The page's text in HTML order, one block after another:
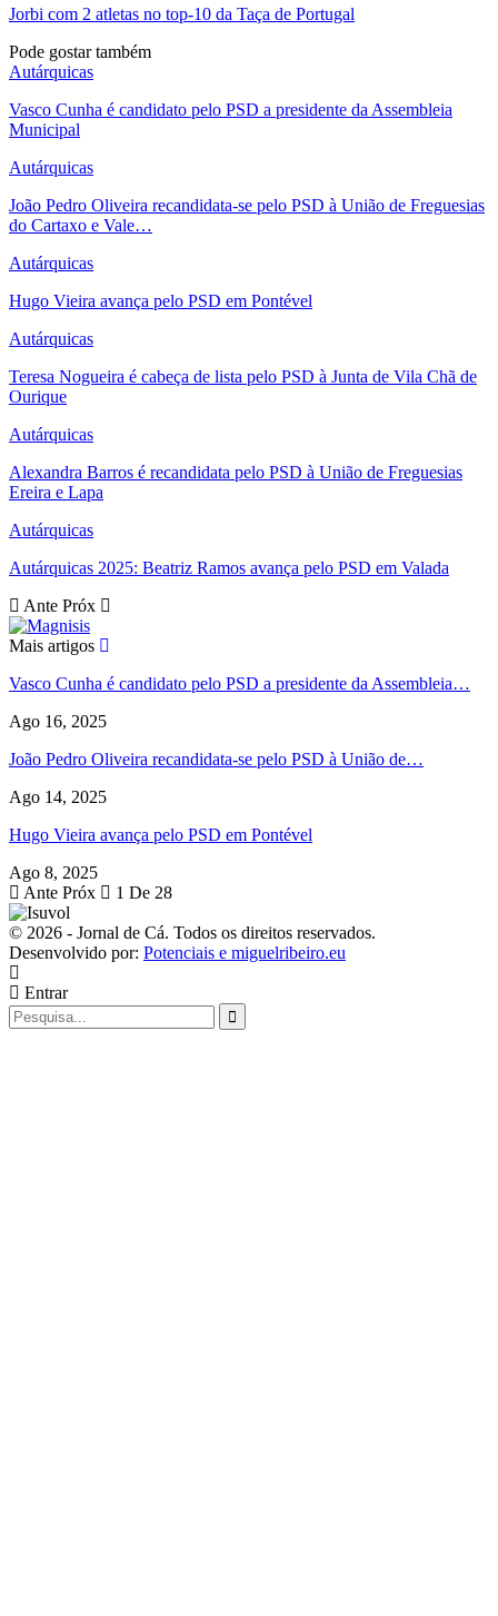
Jorbi com 2 atletas no top-10 da Taça de Portugal
Pode gostar também
Autárquicas
Vasco Cunha é candidato pelo PSD a presidente da Assembleia
Municipal
Autárquicas
João Pedro Oliveira recandidata-se pelo PSD à União de Freguesias
do Cartaxo e Vale…
Autárquicas
Hugo Vieira avança pelo PSD em Pontével
Autárquicas
Teresa Nogueira é cabeça de lista pelo PSD à Junta de Vila Chã de
Ourique
Autárquicas
Alexandra Barros é recandidata pelo PSD à União de Freguesias
Ereira e Lapa
Autárquicas
Autárquicas 2025: Beatriz Ramos avança pelo PSD em Valada
Ante Próx
Mais artigos
Vasco Cunha é candidato pelo PSD a presidente da Assembleia…
Ago 16, 2025
João Pedro Oliveira recandidata-se pelo PSD à União de…
Ago 14, 2025
Hugo Vieira avança pelo PSD em Pontével
Ago 8, 2025
Ante Próx 1 De 28
© 2026 - Jornal de Cá. Todos os direitos reservados.
Desenvolvido por: Potenciais e miguelribeiro.eu
Entrar